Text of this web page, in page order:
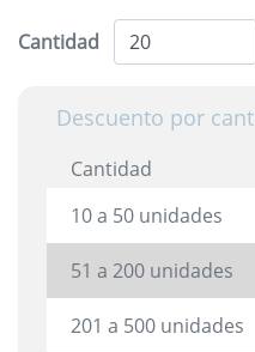
Cantidad
Descuento por
Cantidad
10 a 50 unidades
51 a 200 unidades
201 a 500 unidades